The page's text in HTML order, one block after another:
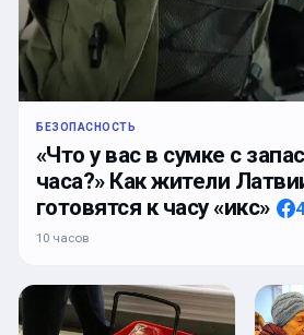
БЕЗОПАСНОСТЬ
«Что у вас в сумке с
часа?» Как жители
готовятся к часу «икс»
10 часов